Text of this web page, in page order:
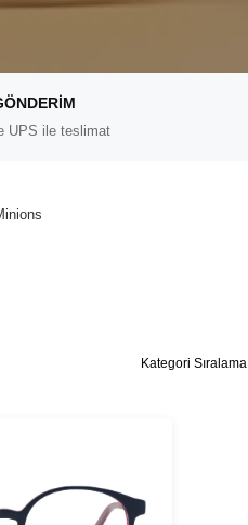
UPS ile teslimat
Kategori Sıralama